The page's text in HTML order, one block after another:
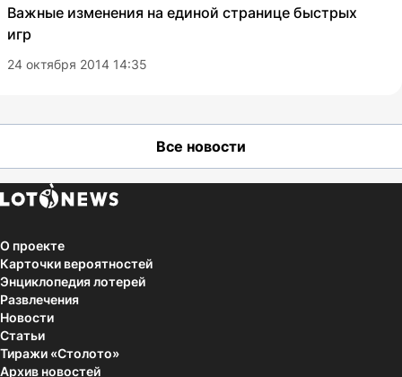
Важные изменения на единой странице быстрых
игр
24 октября 2014 14:35
Все новости
О проекте
Карточки вероятностей
Энциклопедия лотерей
Развлечения
Новости
Статьи
Тиражи «Столото»
Архив новостей